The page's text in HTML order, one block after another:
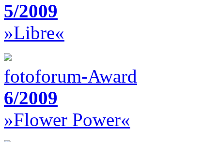
5/2009
»Libre«
fotoforum-Award
6/2009
»Flower Power«